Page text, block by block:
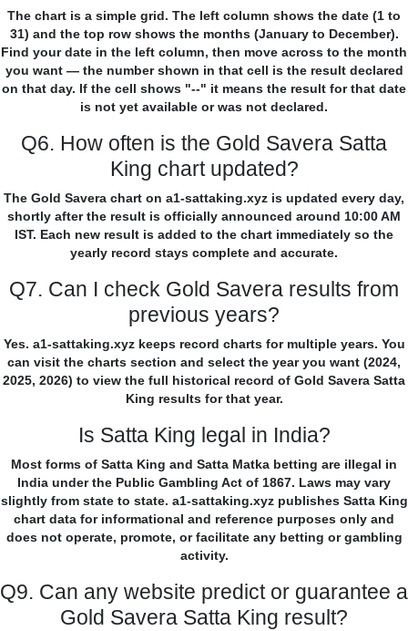
The chart is a simple grid. The left column shows the date (1 to
31) and the top row shows the months (January to December).
Find your date in the left column, then move across to the month
you want — the number shown in that cell is the result declared
on that day. If the cell shows "--" it means the result for that date
is not yet available or was not declared.
Q6. How often is the Gold Savera Satta
King chart updated?
The Gold Savera chart on a1-sattaking.xyz is updated every day,
shortly after the result is officially announced around 10:00 AM
IST. Each new result is added to the chart immediately so the
yearly record stays complete and accurate.
Q7. Can I check Gold Savera results from
previous years?
Yes. a1-sattaking.xyz keeps record charts for multiple years. You
can visit the charts section and select the year you want (2024,
2025, 2026) to view the full historical record of Gold Savera Satta
King results for that year.
Is Satta King legal in India?
Most forms of Satta King and Satta Matka betting are illegal in
India under the Public Gambling Act of 1867. Laws may vary
slightly from state to state. a1-sattaking.xyz publishes Satta King
chart data for informational and reference purposes only and
does not operate, promote, or facilitate any betting or gambling
activity.
Q9. Can any website predict or guarantee a
Gold Savera Satta King result?